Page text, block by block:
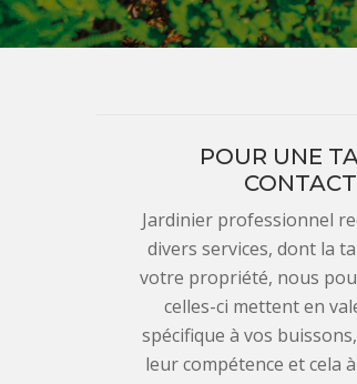
POUR UNE
Jardinier professionnel
divers services, dont la
votre propriété, nous
celles-ci mettent en
spécifique à vos
leur compétence et cela